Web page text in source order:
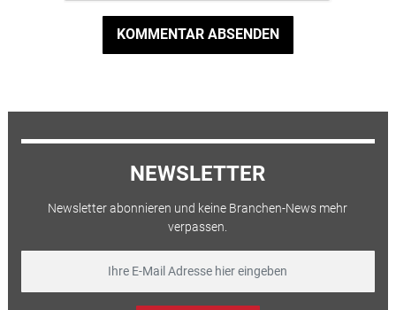
KOMMENTAR ABSENDEN
NEWSLETTER
Newsletter abonnieren und keine Branchen-News mehr
verpassen.